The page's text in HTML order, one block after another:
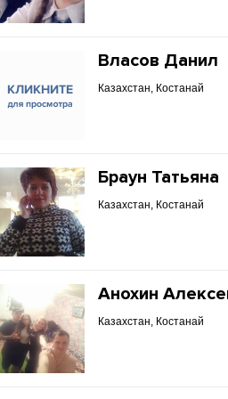
Власов Данил
Казахстан, Костанай
Браун Татьяна
Казахстан, Костанай
Анохин
Казахстан, Костанай